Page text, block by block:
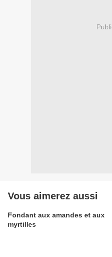
Vous aimerez aussi
Fondant aux amandes et aux
myrtilles